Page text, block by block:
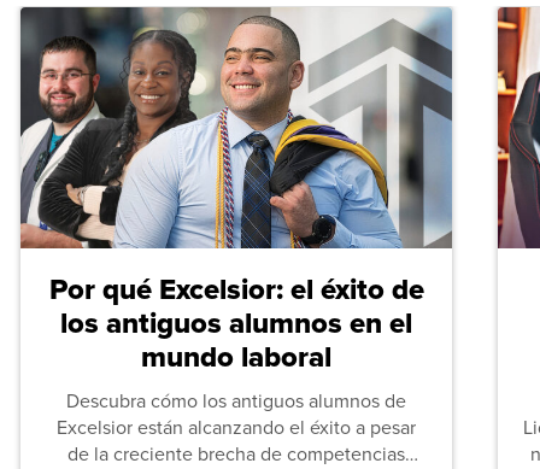
Por qué Excelsior: el éxito de
los antiguos alumnos en el
mundo laboral
Descubra cómo los antiguos alumnos de
Excelsior están alcanzando el éxito a pesar
de la creciente brecha de competencias